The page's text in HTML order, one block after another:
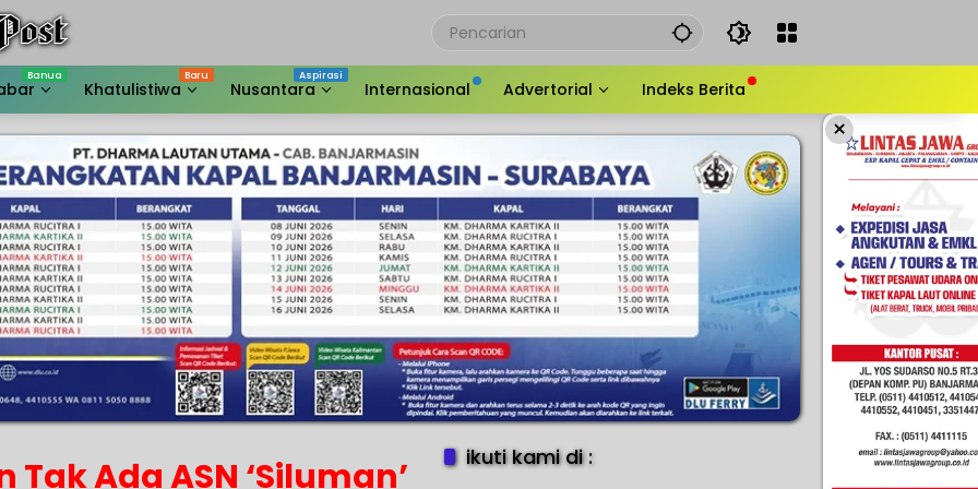
Khatulistiwa Nusantara Internasional Advertorial Indeks Berita
×
Ada ASN ‘Siluman’
ikuti kami di :